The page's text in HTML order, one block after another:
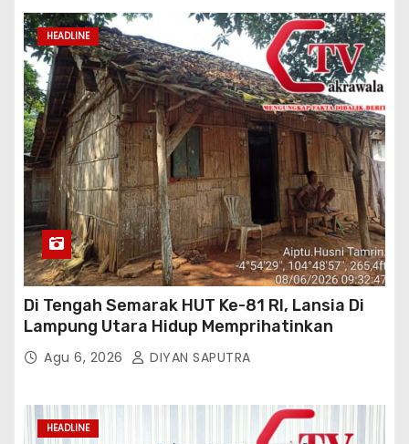
HEADLINE
Di Tengah Semarak HUT Ke-81 RI, Lansia Di
Lampung Utara Hidup Memprihatinkan
Agu 6, 2026 DIYAN SAPUTRA
HEADLINE